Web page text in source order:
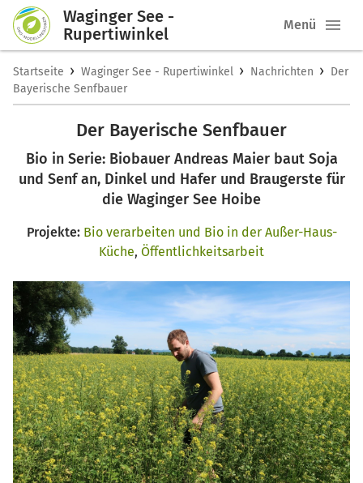
Waginger See -
Rupertiwinkel
Menü
Startseite › Waginger See - Rupertiwinkel › Nachrichten › Der
Bayerische Senfbauer
Der Bayerische Senfbauer
Bio in Serie: Biobauer Andreas Maier baut Soja
und Senf an, Dinkel und Hafer und Braugerste für
die Waginger See Hoibe
Projekte: Bio verarbeiten und Bio in der Außer-Haus-
Küche, Öffentlichkeitsarbeit